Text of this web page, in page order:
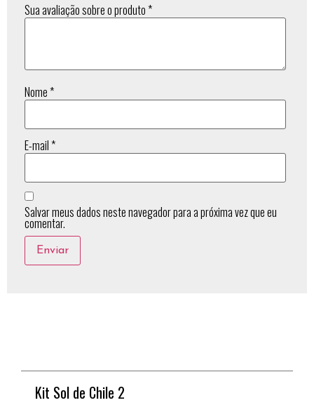
Sua avaliação sobre o produto*
Nome*
E-mail*
Salvar meus dados neste navegador para a próxima vez que eu
comentar.
Kit Sol de Chile 2